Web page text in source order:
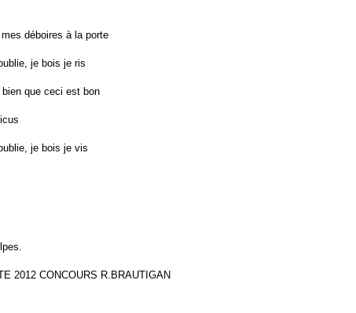
déboires à la porte
je bois je ris
que ceci est bon
je bois je vis
2012 CONCOURS R.BRAUTIGAN